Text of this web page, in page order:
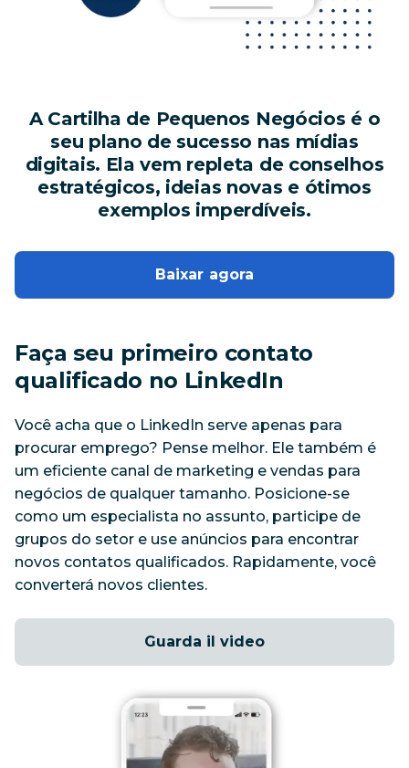
A Cartilha de Pequenos Negócios é o
seu plano de sucesso nas mídias
digitais. Ela vem repleta de conselhos
estratégicos, ideias novas e ótimos
exemplos imperdíveis.
Baixar agora
Faça seu primeiro contato
qualificado no LinkedIn
Você acha que o LinkedIn serve apenas para
procurar emprego? Pense melhor. Ele também é
um eficiente canal de marketing e vendas para
negócios de qualquer tamanho. Posicione-se
como um especialista no assunto, participe de
grupos do setor e use anúncios para encontrar
novos contatos qualificados. Rapidamente, você
converterá novos clientes.
Guarda il video